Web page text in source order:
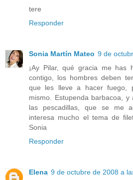
tere
Responder
Sonia Martín Mateo 9 de
¡Ay Pilar, qué gracia me has
contigo, los hombres deben
que les lleve a hacer fuego,
mismo. Estupenda barbacoa,
las pescadillas, que se me
interesa mucho el tema de
Sonia
Responder
Elena 9 de octubre de 2008 a